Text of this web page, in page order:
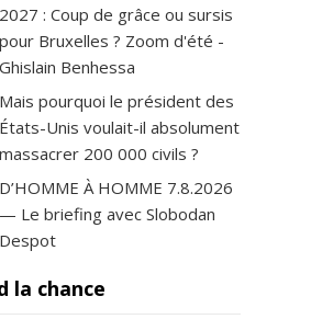
2027 : Coup de grâce ou sursis
pour Bruxelles ? Zoom d'été -
Ghislain Benhessa
Mais pourquoi le président des
États-Unis voulait-il absolument
massacrer 200 000 civils ?
D’HOMME À HOMME 7.8.2026
— Le briefing avec Slobodan
Despot
la chance